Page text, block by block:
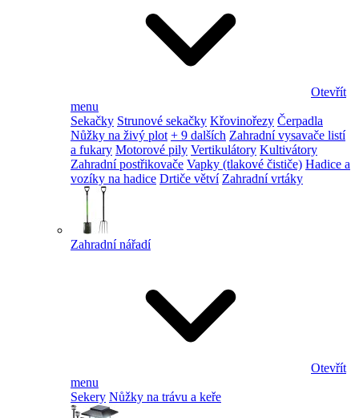
Otevřít
menu
Sekačky Strunové sekačky Křovinořezy Čerpadla
Nůžky na živý plot + 9 dalších Zahradní vysavače listí
a fukary Motorové pily Vertikulátory Kultivátory
Zahradní postřikovače Vapky (tlakové čističe) Hadice a
vozíky na hadice Drtiče větví Zahradní vrtáky
Zahradní nářadí
Otevřít
menu
Sekery Nůžky na trávu a keře